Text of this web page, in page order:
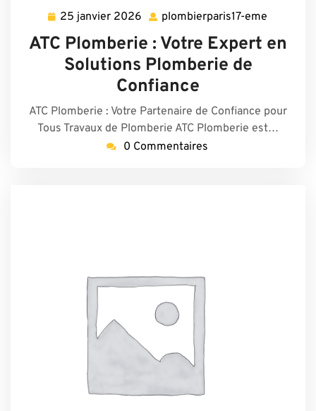
25 janvier 2026 25
janvier
2026
plombierparis17-eme
ATC Plomberie : Votre Expert en
Solutions Plomberie de
Confiance
ATC Plomberie : Votre Partenaire de Confiance pour
Tous Travaux de Plomberie ATC Plomberie est…
0 Commentaires